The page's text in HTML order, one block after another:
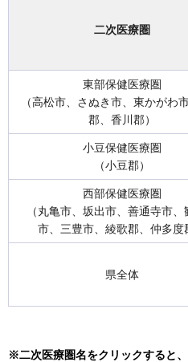
二次医療圏
東部保健医療圏
（高松市、さぬき市、東かがわ
郡、香川郡）
小豆保健医療圏
（小豆郡）
西部保健医療圏
（丸亀市、坂出市、善通寺市、
市、三豊市、綾歌郡、仲多度
県全体
※二次医療圏名をクリックすると